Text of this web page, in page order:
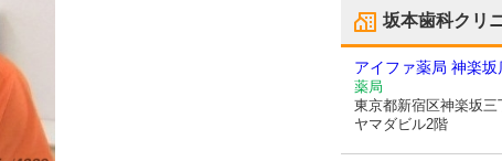
坂本歯科クリ
アイファ薬局 神楽坂
薬局
東京都新宿区神楽坂三
ヤマダビル2階